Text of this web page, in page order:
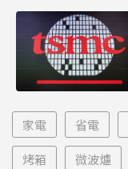
家電 省電
烤箱 微波爐